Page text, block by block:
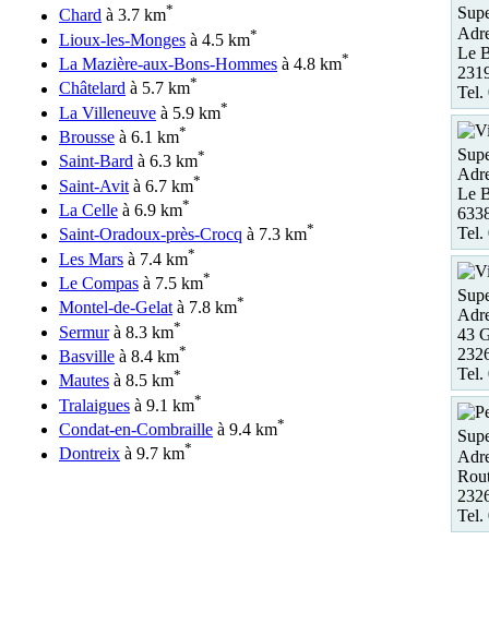
Chard à 3.7 km*
Lioux-les-Monges à 4.5 km*
La Mazière-aux-Bons-Hommes à 4.8 km*
Châtelard à 5.7 km*
La Villeneuve à 5.9 km*
Brousse à 6.1 km*
Saint-Bard à 6.3 km*
Saint-Avit à 6.7 km*
La Celle à 6.9 km*
Saint-Oradoux-près-Crocq à 7.3 km*
Les Mars à 7.4 km*
Le Compas à 7.5 km*
Montel-de-Gelatà 7.8 km*
Sermurà 8.3 km*
Basville à 8.4 km*
Mautes à 8.5 km*
Tralaigues à 9.1 km*
Condat-en-Combraille à 9.4 km*
Dontreix à 9.7 km*
Le
Tel.
Le
Tel.
43
Tel.
Tel.